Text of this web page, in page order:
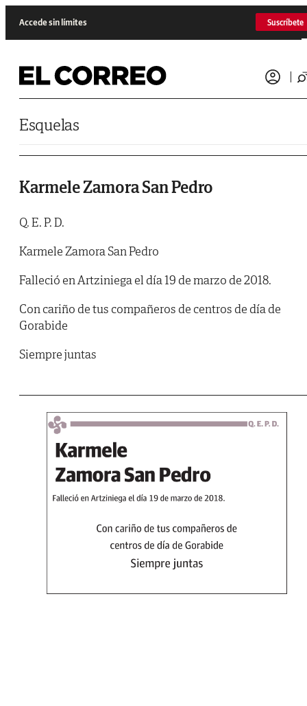
Accede sin límites Suscríbete
Esquelas
Karmele Zamora San Pedro
Q. E. P. D.
Karmele Zamora San Pedro
Falleció en Artziniega el día 19 de marzo de 2018.
Con cariño de tus compañeros de centros de día de
Gorabide
Siempre juntas